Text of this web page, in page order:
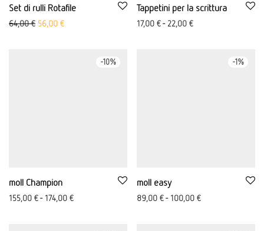
Set di rulli Rotafile
64,00€ Prezzo originale: 64,00 €
56,00 €Aktueller Preis ist: 56,00 €.
Tappetini per la scrittura
17,00 €- 22,00 €
-10%
moll Champion
155,00 €- 174,00 €
-1%
moll easy
89,00 €- 100,00 €